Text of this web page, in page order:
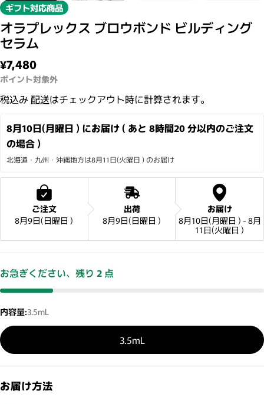
ギフト対応商品
オラプレックス ブロウボンド ビルディング
セラム
通常価格
¥7,480
ポイント対象外
税込み配送はチェックアウト時に計算されます。
8月10日(月曜日 ) にお届け ( あと 8時間20 分以内のご注文
の場合 )
北海道・九州・沖縄地方は8月11日(火曜日 ) のお届け
ご注文
8月9日(日曜日 )
出荷
8月9日(日曜日 )
お届け
8月10日(月曜日 ) - 8月
11日(火曜日 )
お急ぎください、残り 2 点
内容量:3.5mL
3.5mL
お届け方法